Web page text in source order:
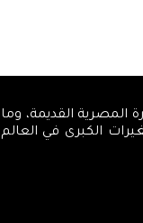
تنويري، اسمه من
الكبرى في